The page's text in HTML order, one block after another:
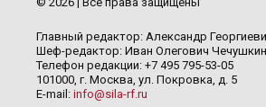
Главный редактор: Александр
Шеф-редактор: Иван Олегович
Телефон редакции: +7 495 795-53-05
101000, г. Москва, ул. Покровка, д. 5
E-mail: info@sila-rf.ru